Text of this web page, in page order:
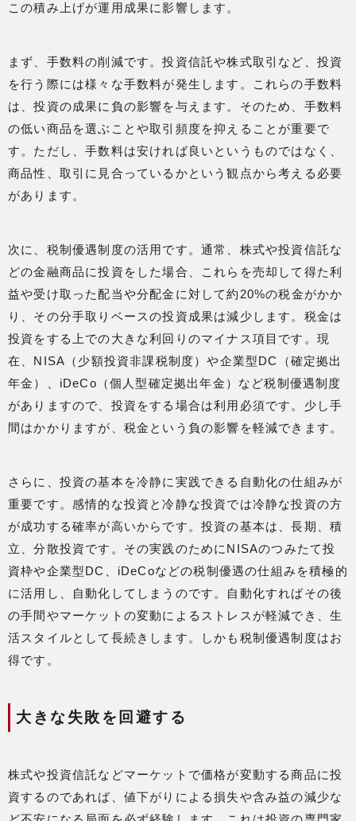
この積み上げが運用成果に影響します。
まず、手数料の削減です。投資信託や株式取引など、投資
を行う際には様々な手数料が発生します。これらの手数料
は、投資の成果に負の影響を与えます。そのため、手数料
の低い商品を選ぶことや取引頻度を抑えることが重要で
す。ただし、手数料は安ければ良いというものではなく、
商品性、取引に見合っているかという観点から考える必要
があります。
次に、税制優遇制度の活用です。通常、株式や投資信託な
どの金融商品に投資をした場合、これらを売却して得た利
益や受け取った配当や分配金に対して約20%の税金がかか
り、その分手取りベースの投資成果は減少します。税金は
投資をする上での大きな利回りのマイナス項目です。現
在、NISA（少額投資非課税制度）や企業型DC（確定拠出
年金）、iDeCo（個人型確定拠出年金）など税制優遇制度
がありますので、投資をする場合は利用必須です。少し手
間はかかりますが、税金という負の影響を軽減できます。
さらに、投資の基本を冷静に実践できる自動化の仕組みが
重要です。感情的な投資と冷静な投資では冷静な投資の方
が成功する確率が高いからです。投資の基本は、長期、積
立、分散投資です。その実践のためにNISAのつみたて投
資枠や企業型DC、iDeCoなどの税制優遇の仕組みを積極的
に活用し、自動化してしまうのです。自動化すればその後
の手間やマーケットの変動によるストレスが軽減でき、生
活スタイルとして長続きします。しかも税制優遇制度はお
得です。
大きな失敗を回避する
株式や投資信託などマーケットで価格が変動する商品に投
資するのであれば、値下がりによる損失や含み益の減少な